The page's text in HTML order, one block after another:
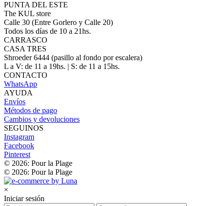
PUNTA DEL ESTE
The KUL store
Calle 30 (Entre Gorlero y Calle 20)
Todos los días de 10 a 21hs.
CARRASCO
CASA TRES
Shroeder 6444 (pasillo al fondo por escalera)
L a V: de 11 a 19hs. | S: de 11 a 15hs.
CONTACTO
WhatsApp
AYUDA
Envíos
Métodos de pago
Cambios y devoluciones
SEGUINOS
Instagram
Facebook
Pinterest
© 2026: Pour la Plage
© 2026: Pour la Plage
×
Iniciar sesión